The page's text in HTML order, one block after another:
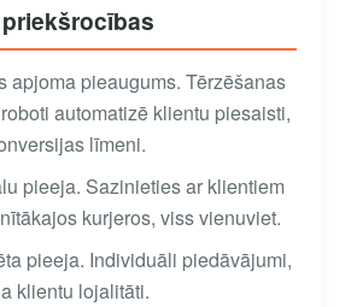
apjoma pieaugums. Tērzēšanas
automatizē klientu piesaisti,
līmeni.
pieeja. Sazinieties ar klientiem
kurjeros, viss vienuviet.
pieeja. Individuāli piedāvājumi,
klientu lojalitāti.